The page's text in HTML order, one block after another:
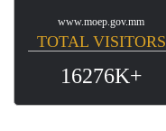
www.moep.gov.mm
TOTAL VISITORS
16276K+